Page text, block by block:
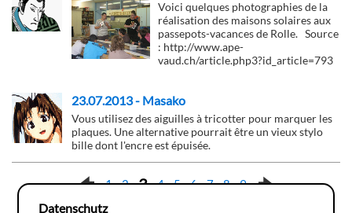
Voici quelques photographies de la
réalisation des maisons solaires aux
passepots-vacances de Rolle. Source
: http://www.ape-
vaud.ch/article.php3?id_article=793
23.07.2013 - Masako
Vous utilisez des aiguilles à tricotter pour marquer les
plaques. Une alternative pourrait être un vieux stylo
bille dont l'encre est épuisée.
1 2 3 4 5 6 7 8 9
Datenschutz